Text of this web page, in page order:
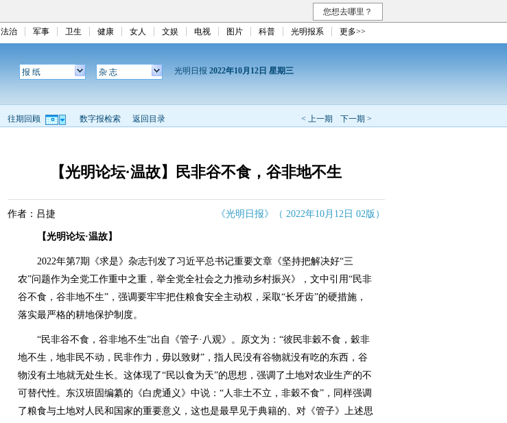
您想去哪里？
法治 军事 卫生 健康 女人 文娱 电视 图片 科普 光明报系 更多>>
报 纸 杂 志 光明日报 2022年10月12日 星期三
< 上一期 下一期 >
往期回顾 数字报检索 返回目录
【光明论坛·温故】民非谷不食，谷非地不生
作者：吕捷 《光明日报》（ 2022年10月12日 02版）
【光明论坛·温故】
2022年第7期《求是》杂志刊发了习近平总书记重要文章《坚持把解决好“三
农”问题作为全党工作重中之重，举全党全社会之力推动乡村振兴》，文中引用“民非
谷不食，谷非地不生”，强调要牢牢把住粮食安全主动权，采取“长牙齿”的硬措施，
落实最严格的耕地保护制度。
“民非谷不食，谷非地不生”出自《管子·八观》。原文为：“彼民非穀不食，穀非
地不生，地非民不动，民非作力，毋以致财”，指人民没有谷物就没有吃的东西，谷
物没有土地就无处生长。这体现了“民以食为天”的思想，强调了土地对农业生产的不
可替代性。东汉班固编纂的《白虎通义》中说：“人非土不立，非穀不食”，同样强调
了粮食与土地对人民和国家的重要意义，这也是最早见于典籍的、对《管子》上述思